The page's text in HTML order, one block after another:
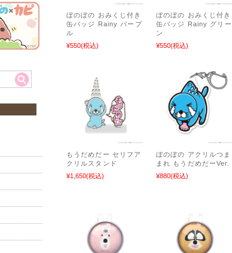
ぼのぼの おみくじ付き
缶バッジ Rainy パープ
ル
¥550(税込)
ぼのぼの おみくじ付き
缶バッジ Rainy グリー
ン
¥550(税込)
もうだめだー セリフア
クリルスタンド
¥1,650(税込)
ぼのぼの アクリルつま
まれ もうだめだーVer.
¥880(税込)